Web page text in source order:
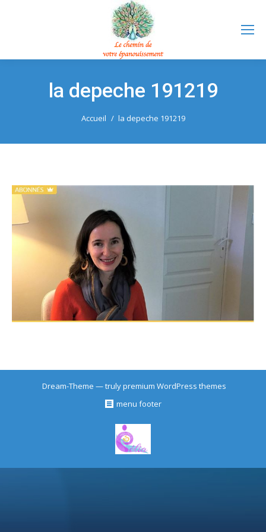
la depeche 191219
Accueil la depeche 191219
Dream-Theme — trulypremium WordPress themes
menu footer